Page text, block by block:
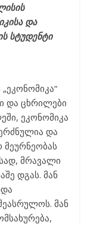
და
სტუდენტი
და ცხრილები
ეკონომიკა
და
მეურნეობას
მრავალი
დგას. მან
მან